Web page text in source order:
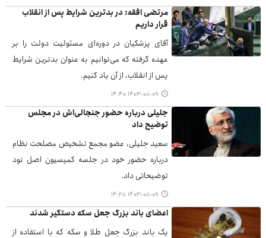
مرتضی افقه: در بدترین شرایط پس از انقلاب
قرار داریم
آقای پزشکیان در دوره‌ای مسئولیت دولت را بر
عهده گرفته که می‌توانیم به عنوان بدترین شرایط
پس از انقلاب، از آن یاد کنیم.
۱۴۰۳-۰۸-۰۹ ۱۴:۴۰
جلیلی درباره حضور جنجالی‌اش در مجلس
توضیح داد
سعید جلیلی، عضو مجمع تشخیص مصلحت نظام
درباره حضور خود در جلسه کمیسیون اصل نود
توضیحاتی داد.
۱۴۰۳-۰۸-۰۹ ۱۴:۲۸
اعضای باند بزرگ جعل سکه دستگیر شدند
یک باند بزرگ جعل طلا و سکه که با استفاده از